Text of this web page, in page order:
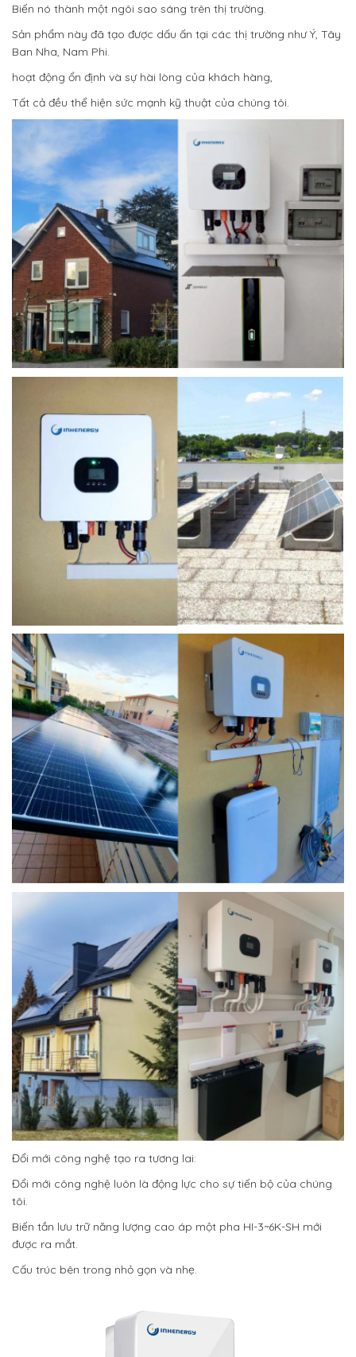
Biến nó thành một ngôi sao sáng trên thị trường.
Sản phẩm này đã tạo được dấu ấn tại các thị trường như Ý, Tây
Ban Nha, Nam Phi.
hoạt động ổn định và sự hài lòng của khách hàng,
Tất cả đều thể hiện sức mạnh kỹ thuật của chúng tôi.
Đổi mới công nghệ tạo ra tương lai:
Đổi mới công nghệ luôn là động lực cho sự tiến bộ của chúng
tôi.
Biến tần lưu trữ năng lượng cao áp một pha HI-3~6K-SH mới
được ra mắt.
Cấu trúc bên trong nhỏ gọn và nhẹ.